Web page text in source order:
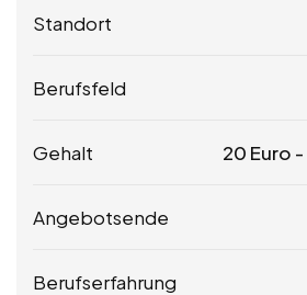
Standort
Berufsfeld
Gehalt 20 Euro -
Angebotsende
Berufserfahrung